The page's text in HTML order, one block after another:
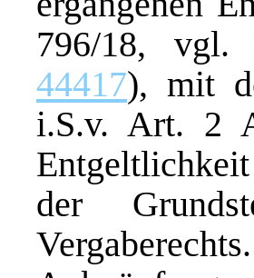
796/18,
44417), mit
i.S.v. Art. 2
der